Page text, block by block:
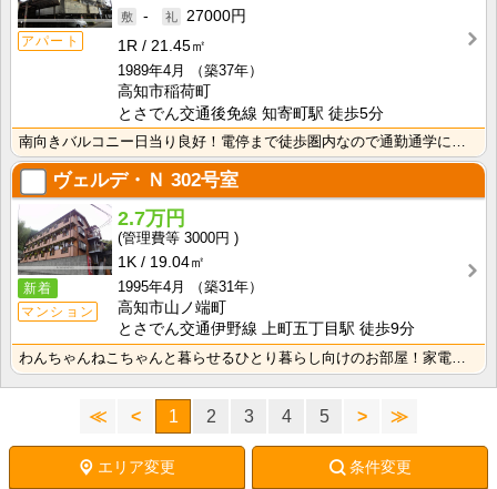
アパート
-
27000円
1R
21.45㎡
1989年4月
（築37年）
高知市稲荷町
とさでん交通後免線 知寄町駅 徒歩5分
南向きバルコニー日当り良好！電停まで徒歩圏内なので通勤通学に便利です！2面採光で風通しの良いお部屋！
ヴェルデ・Ｎ 302号室
新着
マンション
2.7万円
3000円
1K
19.04㎡
1995年4月
（築31年）
高知市山ノ端町
とさでん交通伊野線 上町五丁目駅 徒歩9分
わんちゃんねこちゃんと暮らせるひとり暮らし向けのお部屋！家電付きプラン選べます♪洗濯機・冷蔵庫・電子･･･
≪ < 1 2 3 4 5 > ≫
エリア変更 条件変更